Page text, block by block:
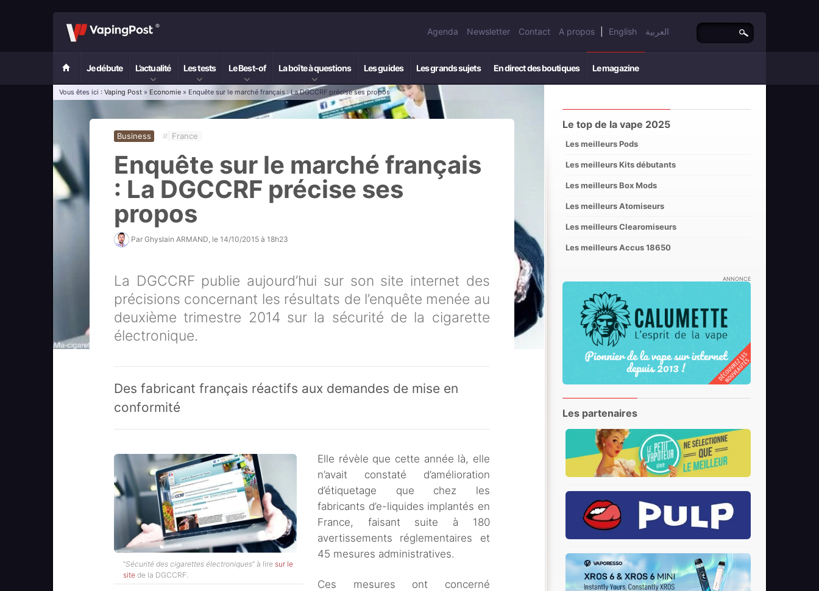
Agenda Newsletter Contact A propos English العربية
Je débute L’actualité Les tests Le Best-of La boîte à questions Les guides Les grands sujets En direct des boutiques Le magazine
Vous êtes ici : Vaping Post » Economie » Enquête sur le marché français : La DGCCRF précise ses propos
Business # France
Enquête sur le marché français
: La DGCCRF précise ses
propos
Par Ghyslain ARMAND , le 14/10/2015 à 18h23
La DGCCRF publie aujourd’hui sur son site internet des
précisions concernant les résultats de l’enquête menée au
deuxième trimestre 2014 sur la sécurité de la cigarette
électronique.
Des fabricant français réactifs aux demandes de mise en
conformité
“Sécurité des cigarettes électroniques” à lire sur le
site de la DGCCRF.
Elle révèle que cette année là, elle
n’avait constaté d’amélioration
d’étiquetage que chez les
fabricants d’e-liquides implantés en
France, faisant suite à 180
avertissements réglementaires et
45 mesures administratives.
Ces mesures ont concerné
Le top de la vape 2025
Les meilleurs Pods
Les meilleurs Kits débutants
Les meilleurs Box Mods
Les meilleurs Atomiseurs
Les meilleurs Clearomiseurs
Les meilleurs Accus 18650
ANNONCE
Les partenaires